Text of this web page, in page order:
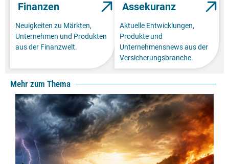
Finanzen
Neuigkeiten zu Märkten,
Unternehmen und Produkten
aus der Finanzwelt.
Assekuranz
Aktuelle Entwicklungen,
Produkte und
Unternehmensnews aus der
Versicherungsbranche.
Mehr zum Thema